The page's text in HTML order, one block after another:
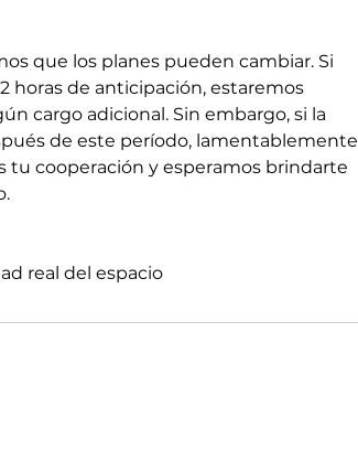
que los planes pueden cambiar. Si
horas de anticipación, estaremos
cargo adicional. Sin embargo, si la
de este período, lamentablemente
tu cooperación y esperamos brindarte
real del espacio